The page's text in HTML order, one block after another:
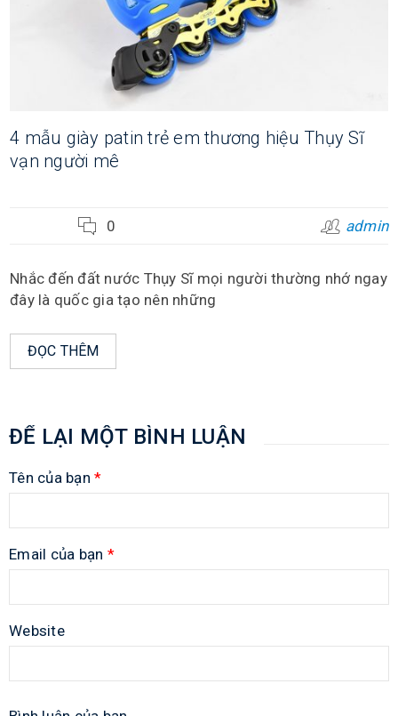
4 mẫu giày patin trẻ em thương hiệu Thụy Sĩ
vạn người mê
0 admin
Nhắc đến đất nước Thụy Sĩ mọi người thường nhớ ngay
đây là quốc gia tạo nên những
ĐỌC THÊM
ĐỂ LẠI MỘT BÌNH LUẬN
Tên của bạn *
Email của bạn *
Website